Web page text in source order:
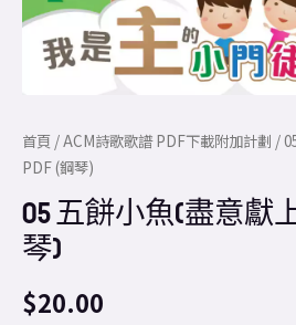
首頁 /ACM詩歌歌譜 PDF下載附加計劃 /
PDF (鋼琴)
05 五餅小魚(盡意獻
琴)
$20.00
(鋼
琴)